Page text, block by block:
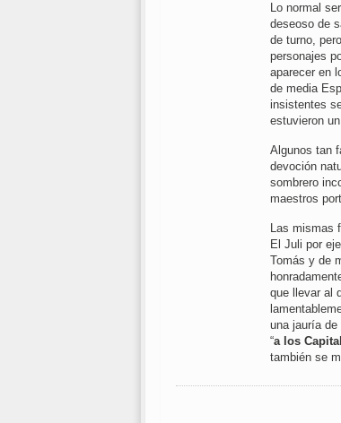
Lo normal
deseoso de
de turno,
personajes
aparecer en
de media
insistentes
estuvieron
Algunos tan
devoción
sombrero
maestros
Las mismas
El Juli por
Tomás y de
que llevar al
una jauría
“a los
también se